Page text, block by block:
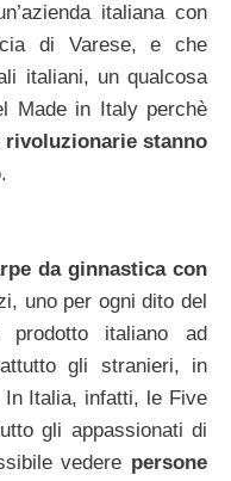
italiana con
di Varese, e che
italiani, un qualcosa
Made in Italy perchè
rivoluzionarie stanno
.
da ginnastica con
uno per ogni dito del
prodotto italiano ad
gli stranieri, in
Italia, infatti, le Five
gli appassionati di
vedere persone